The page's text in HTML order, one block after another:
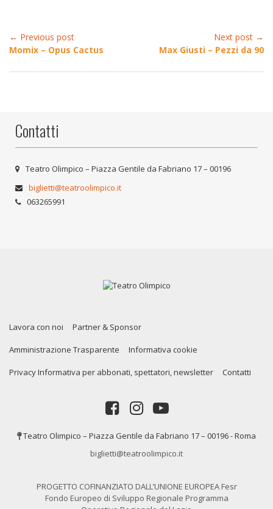
← Previous post
Momix – Opus Cactus
Next post →
Max Giusti – Pezzi da 90
Contatti
Teatro Olimpico – Piazza Gentile da Fabriano 17 – 00196
biglietti@teatroolimpico.it
063265991
Lavora con noi Partner & Sponsor
Amministrazione Trasparente Informativa cookie
Privacy Informativa per abbonati, spettatori, newsletter Contatti
Teatro Olimpico – Piazza Gentile da Fabriano 17 – 00196 - Roma
biglietti@teatroolimpico.it
PROGETTO COFINANZIATO DALL’UNIONE EUROPEA Fesr
Fondo Europeo di Sviluppo Regionale Programma